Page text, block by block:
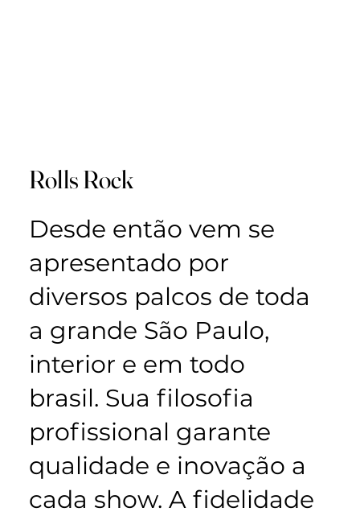
Rolls Rock
Desde então vem se
apresentado por
diversos palcos de toda
a grande São Paulo,
interior e em todo
brasil. Sua filosofia
profissional garante
qualidade e inovação a
cada show. A fidelidade